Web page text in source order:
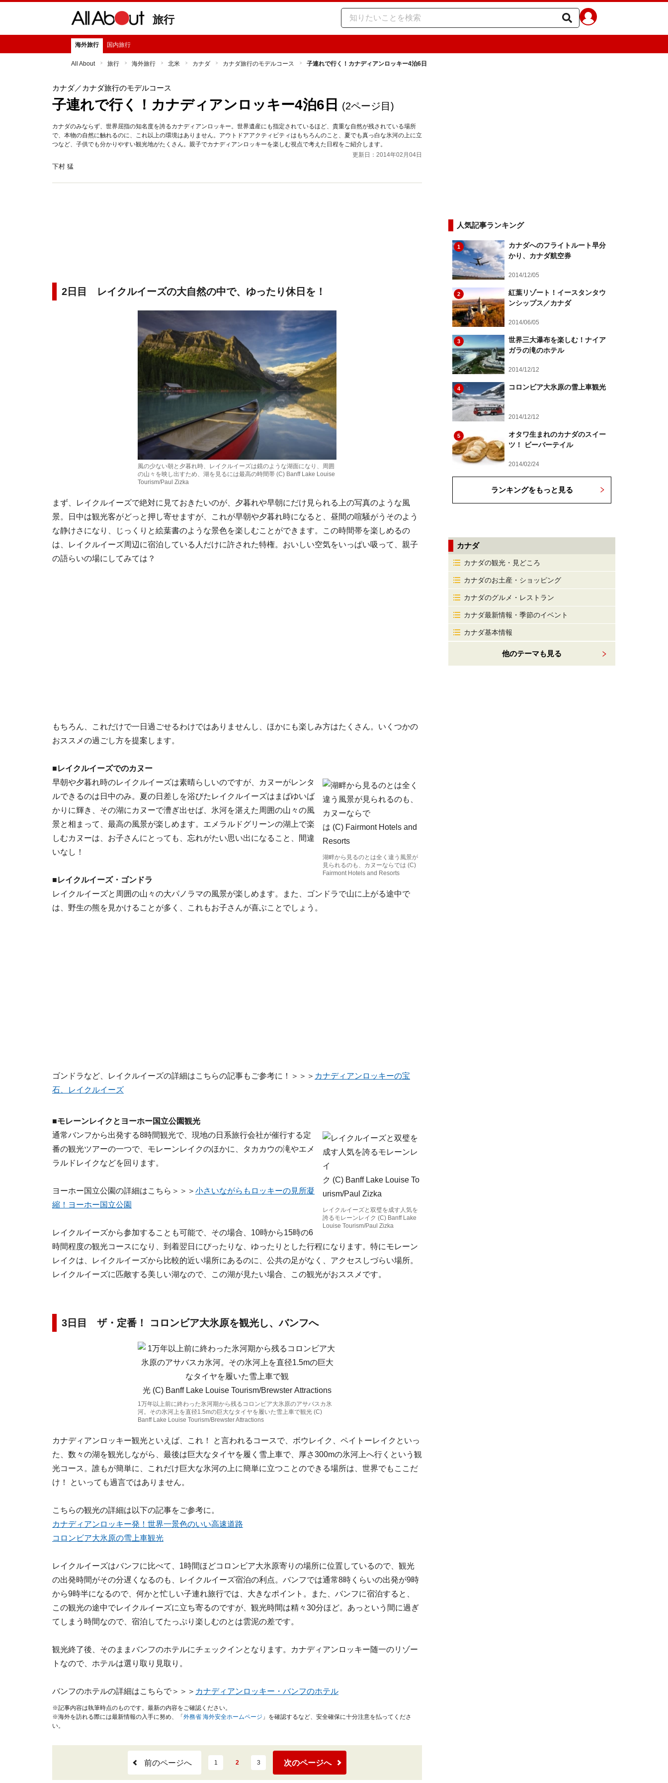
旅行
海外旅行 国内旅行
All About 旅行 海外旅行 北米 カナダ カナダ旅行のモデルコース 子連れで行く！カナディアンロッキー4泊6日
カナダ／カナダ旅行のモデルコース
子連れで行く！カナディアンロッキー4泊6日 (2ページ目)
カナダのみならず、世界屈指の知名度を誇るカナディアンロッキー。世界遺産にも指定されているほど、貴重な自然が残されている場所
で、本物の自然に触れるのに、これ以上の環境はありません。アウトドアアクティビティはもちろんのこと、夏でも真っ白な氷河の上に立
つなど、子供でも分かりやすい観光地がたくさん。親子でカナディアンロッキーを楽しむ視点で考えた日程をご紹介します。
更新日：2014年02月04日
下村 猛
2日目 レイクルイーズの大自然の中で、ゆったり休日を！
風の少ない朝と夕暮れ時、レイクルイーズは鏡のような湖面になり、周囲
の山々を映し出すため、湖を見るには最高の時間帯 (C) Banff Lake Louise
Tourism/Paul Zizka
まず、レイクルイーズで絶対に見ておきたいのが、夕暮れや早朝にだけ見られる上の写真のような風
景。日中は観光客がどっと押し寄せますが、これが早朝や夕暮れ時になると、昼間の喧騒がうそのよう
な静けさになり、じっくりと絵葉書のような景色を楽しむことができます。この時間帯を楽しめるの
は、レイクルイーズ周辺に宿泊している人だけに許された特権。おいしい空気をいっぱい吸って、親子
の語らいの場にしてみては？
もちろん、これだけで一日過ごせるわけではありませんし、ほかにも楽しみ方はたくさん。いくつかの
おススメの過ごし方を提案します。
■レイクルイーズでのカヌー
湖畔から見るのとは全く違う風景が
見られるのも、カヌーならでは (C)
Fairmont Hotels and Resorts
早朝や夕暮れ時のレイクルイーズは素晴らしいのですが、カヌーがレンタ
ルできるのは日中のみ。夏の日差しを浴びたレイクルイーズはまばゆいば
かりに輝き、その湖にカヌーで漕ぎ出せば、氷河を湛えた周囲の山々の風
景と相まって、最高の風景が楽しめます。エメラルドグリーンの湖上で楽
しむカヌーは、お子さんにとっても、忘れがたい思い出になること、間違
いなし！
■レイクルイーズ・ゴンドラ
レイクルイーズと周囲の山々の大パノラマの風景が楽しめます。また、ゴンドラで山に上がる途中で
は、野生の熊を見かけることが多く、これもお子さんが喜ぶことでしょう。
ゴンドラなど、レイクルイーズの詳細はこちらの記事もご参考に！＞＞＞ カナディアンロッキーの宝
石、レイクルイーズ
■モレーンレイクとヨーホー国立公園観光
レイクルイーズと双璧を成す人気を
誇るモレーンレイク (C) Banff Lake
Louise Tourism/Paul Zizka
通常バンフから出発する8時間観光で、現地の日系旅行会社が催行する定
番の観光ツアーの一つで、モレーンレイクのほかに、タカカウの滝やエメ
ラルドレイクなどを回ります。
ヨーホー国立公園の詳細はこちら＞＞＞ 小さいながらもロッキーの見所凝
縮！ヨーホー国立公園
レイクルイーズから参加することも可能で、その場合、10時から15時の6
時間程度の観光コースになり、到着翌日にぴったりな、ゆったりとした行程になります。特にモレーン
レイクは、レイクルイーズから比較的近い場所にあるのに、公共の足がなく、アクセスしづらい場所。
レイクルイーズに匹敵する美しい湖なので、この湖が見たい場合、この観光がおススメです。
3日目 ザ・定番！ コロンビア大氷原を観光し、バンフへ
1万年以上前に終わった氷河期から残るコロンビア大氷原のアサバスカ氷
河。その氷河上を直径1.5mの巨大なタイヤを履いた雪上車で観光 (C)
Banff Lake Louise Tourism/Brewster Attractions
カナディアンロッキー観光といえば、これ！ と言われるコースで、ボウレイク、ペイトーレイクといっ
た、数々の湖を観光しながら、最後は巨大なタイヤを履く雪上車で、厚さ300mの氷河上へ行くという観
光コース。誰もが簡単に、これだけ巨大な氷河の上に簡単に立つことのできる場所は、世界でもここだ
け！ といっても過言ではありません。
こちらの観光の詳細は以下の記事をご参考に。
カナディアンロッキー発！世界一景色のいい高速道路
コロンビア大氷原の雪上車観光
レイクルイーズはバンフに比べて、1時間ほどコロンビア大氷原寄りの場所に位置しているので、観光
の出発時間がその分遅くなるのも、レイクルイーズ宿泊の利点。バンフでは通常8時くらいの出発が9時
から9時半になるので、何かと忙しい子連れ旅行では、大きなポイント。また、バンフに宿泊すると、
この観光の途中でレイクルイーズに立ち寄るのですが、観光時間は精々30分ほど。あっという間に過ぎ
てしまう時間なので、宿泊してたっぷり楽しむのとは雲泥の差です。
観光終了後、そのままバンフのホテルにチェックインとなります。カナディアンロッキー随一のリゾー
トなので、ホテルは選り取り見取り。
バンフのホテルの詳細はこちらで＞＞＞ カナディアンロッキー・バンフのホテル
※記事内容は執筆時点のものです。最新の内容をご確認ください。
※海外を訪れる際には最新情報の入手に努め、「 外務省 海外安全ホームページ 」を確認するなど、安全確保に十分注意を払ってくださ
い。
前のページへ 1 2 3 次のページへ
人気記事ランキング
1
カナダへのフライトルート早分
かり、カナダ航空券
2014/12/05
2
紅葉リゾート！イースタンタウ
ンシップス／カナダ
2014/06/05
3
世界三大瀑布を楽しむ！ナイア
ガラの滝のホテル
2014/12/12
4 コロンビア大氷原の雪上車観光
2014/12/12
5
オタワ生まれのカナダのスイー
ツ！ ビーバーテイル
2014/02/24
ランキングをもっと見る
カナダ
カナダの観光・見どころ
カナダのお土産・ショッピング
カナダのグルメ・レストラン
カナダ最新情報・季節のイベント
カナダ基本情報
他のテーマも見る